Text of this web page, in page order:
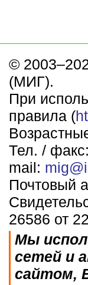
©
(МИГ).
При
правила (
Тел. /
mail:
Почтовый
26586 от
Мы
сетей и
сайтом,